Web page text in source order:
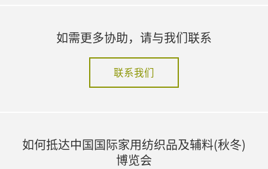
如需更多协助，请与我们联系
联系我们
如何抵达中国国际家用纺织品及辅料(秋冬)
博览会